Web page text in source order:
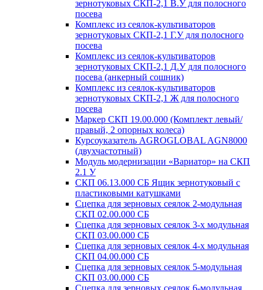
зернотуковых СКП-2,1 В.У для полосного
посева
Комплекс из сеялок-культиваторов
зернотуковых СКП-2,1 Г.У для полосного
посева
Комплекс из сеялок-культиваторов
зернотуковых СКП-2,1 Д.У для полосного
посева (анкерный сошник)
Комплекс из сеялок-культиваторов
зернотуковых СКП-2,1 Ж для полосного
посева
Маркер СКП 19.00.000 (Комплект левый/
правый, 2 опорных колеса)
Курсоуказатель AGROGLOBAL AGN8000
(двухчастотный)
Модуль модернизации «Вариатор» на СКП
2.1 У
СКП 06.13.000 СБ Ящик зернотуковый с
пластиковыми катушками
Сцепка для зерновых сеялок 2-модульная
СКП 02.00.000 СБ
Сцепка для зерновых сеялок 3-х модульная
СКП 03.00.000 СБ
Сцепка для зерновых сеялок 4-х модульная
СКП 04.00.000 СБ
Сцепка для зерновых сеялок 5-модульная
СКП 03.00.000 СБ
Сцепка для зерновых сеялок 6-модульная